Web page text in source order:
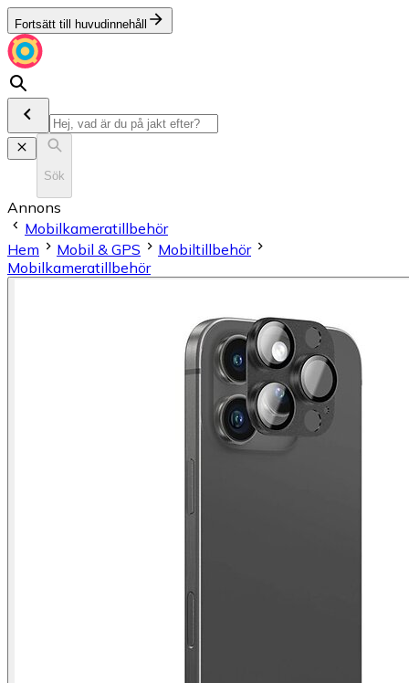
Fortsätt till huvudinnehåll
Sök
Annons
Mobilkameratillbehör
Hem
Mobil & GPS
Mobiltillbehör
Mobilkameratillbehör